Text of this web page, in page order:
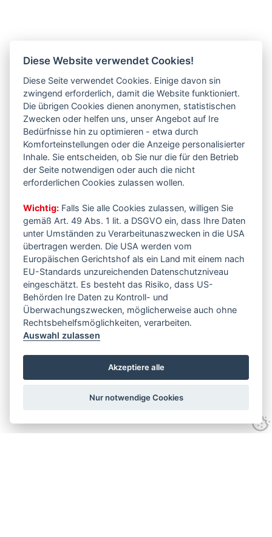
Diese Website verwendet Cookies!
Diese Seite verwendet Cookies. Einige davon sin
zwingend erforderlich, damit die Website funktioniert.
Die übrigen Cookies dienen anonymen, statistischen
Zwecken oder helfen uns, unser Angebot auf Ire
Bedürfnisse hin zu optimieren - etwa durch
Komforteinstellungen oder die Anzeige personalisierter
Inhale. Sie entscheiden, ob Sie nur die für den Betrieb
der Seite notwendigen oder auch die nicht
erforderlichen Cookies zulassen wollen.
Wichtig: Falls Sie alle Cookies zulassen, willigen Sie
gemäß Art. 49 Abs. 1 lit. a DSGVO ein, dass Ihre Daten
unter Umständen zu Verarbeitunaszwecken in die USA
übertragen werden. Die USA werden vom
Europäischen Gerichtshof als ein Land mit einem nach
EU-Standards unzureichenden Datenschutzniveau
eingeschätzt. Es besteht das Risiko, dass US-
Behörden Ire Daten zu Kontroll- und
Überwachungszwecken, möglicherweise auch ohne
Rechtsbehelfsmöglichkeiten, verarbeiten.
Auswahl zulassen
Akzeptiere alle
Nur notwendige Cookies